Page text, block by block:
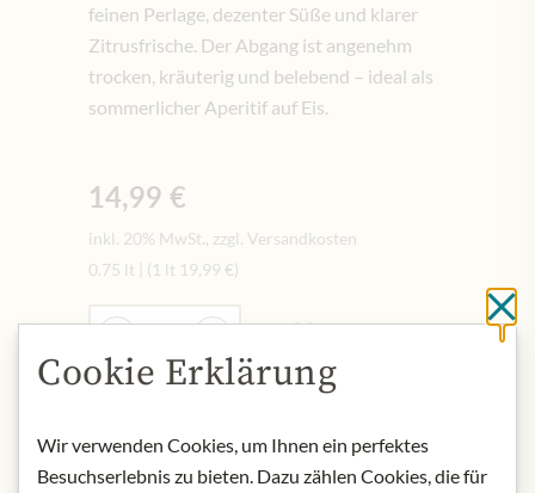
feinen Perlage, dezenter Süße und klarer
Zitrusfrische. Der Abgang ist angenehm
trocken, kräuterig und belebend – ideal als
sommerlicher Aperitif auf Eis.
14,99 €
inkl. 20% MwSt., zzgl. Versandkosten
0.75 lt
(1 lt 19,99 €)
Menge
- +
Cookie Erklärung
Wir verwenden Cookies, um Ihnen ein perfektes
Besuchserlebnis zu bieten. Dazu zählen Cookies, die für